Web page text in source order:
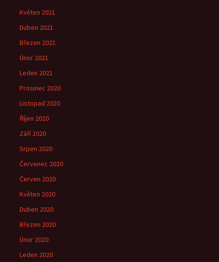
Květen 2021
Duben 2021
Březen 2021
Únor 2021
Leden 2021
Prosinec 2020
Listopad 2020
Říjen 2020
Září 2020
Srpen 2020
Červenec 2020
Červen 2020
Květen 2020
Duben 2020
Březen 2020
Únor 2020
Leden 2020